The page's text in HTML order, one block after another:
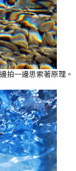
拍一邊思索著原理。